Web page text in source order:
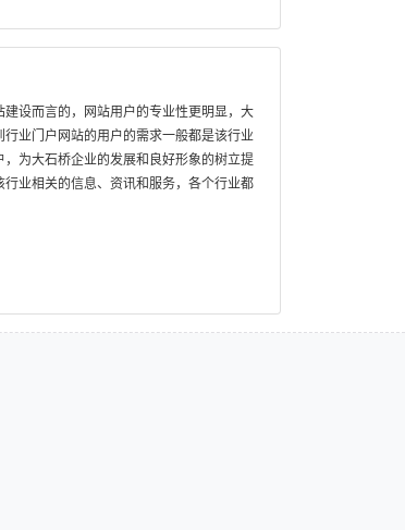
设而言的，网站用户的专业性更明显，大
业门户网站的用户的需求一般都是该行业
为大石桥企业的发展和良好形象的树立提
业相关的信息、资讯和服务，各个行业都